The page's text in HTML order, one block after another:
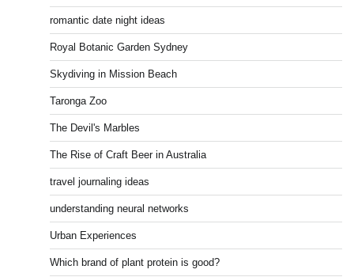
romantic date night ideas
Royal Botanic Garden Sydney
Skydiving in Mission Beach
Taronga Zoo
The Devil's Marbles
The Rise of Craft Beer in Australia
travel journaling ideas
understanding neural networks
Urban Experiences
Which brand of plant protein is good?